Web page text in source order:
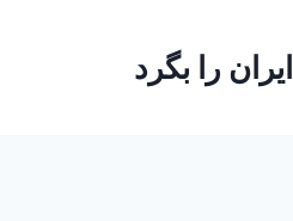
ایران را بگرد